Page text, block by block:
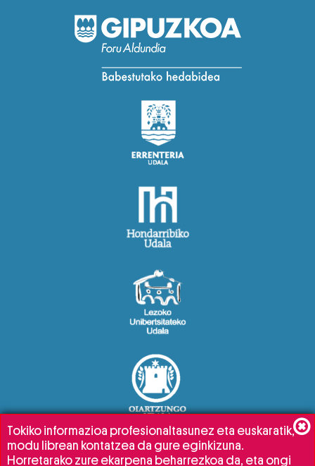
Tokiko informazioa profesionaltasunez eta euskaratik,
modu librean kontatzea da gure eginkizuna.
Horretarako zure ekarpena beharrezkoa da, eta ongi